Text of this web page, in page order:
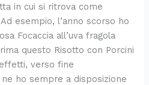
in cui si ritrova come
esempio, l’anno scorso ho
Focaccia all’uva fragola
questo Risotto con Porcini
verso fine
ho sempre a disposizione